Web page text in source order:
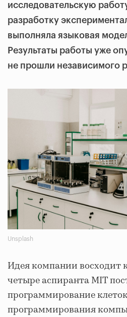
исследовательскую
разработку
выполняла языковая
Результаты работы уже
не прошли независимого
Unsplash
Идея компании восходит
четыре аспиранта MIT
программирование
программирования